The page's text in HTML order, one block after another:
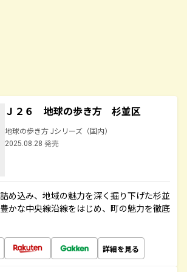
Ｊ２６ 地球の歩き方 杉並区
地球の歩き方 Jシリーズ（国内）
2025.08.28 発売
め込み、地域の魅力を深く掘り下げた杉並
かな中央線沿線をはじめ、町の魅力を徹底
詳細を見る